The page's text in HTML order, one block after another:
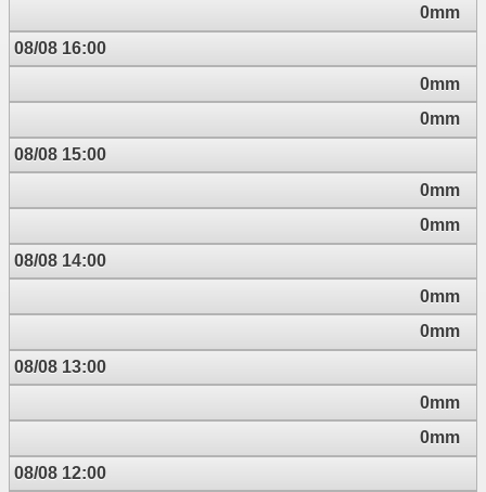
0mm
08/08 16:00
0mm
0mm
08/08 15:00
0mm
0mm
08/08 14:00
0mm
0mm
08/08 13:00
0mm
0mm
08/08 12:00